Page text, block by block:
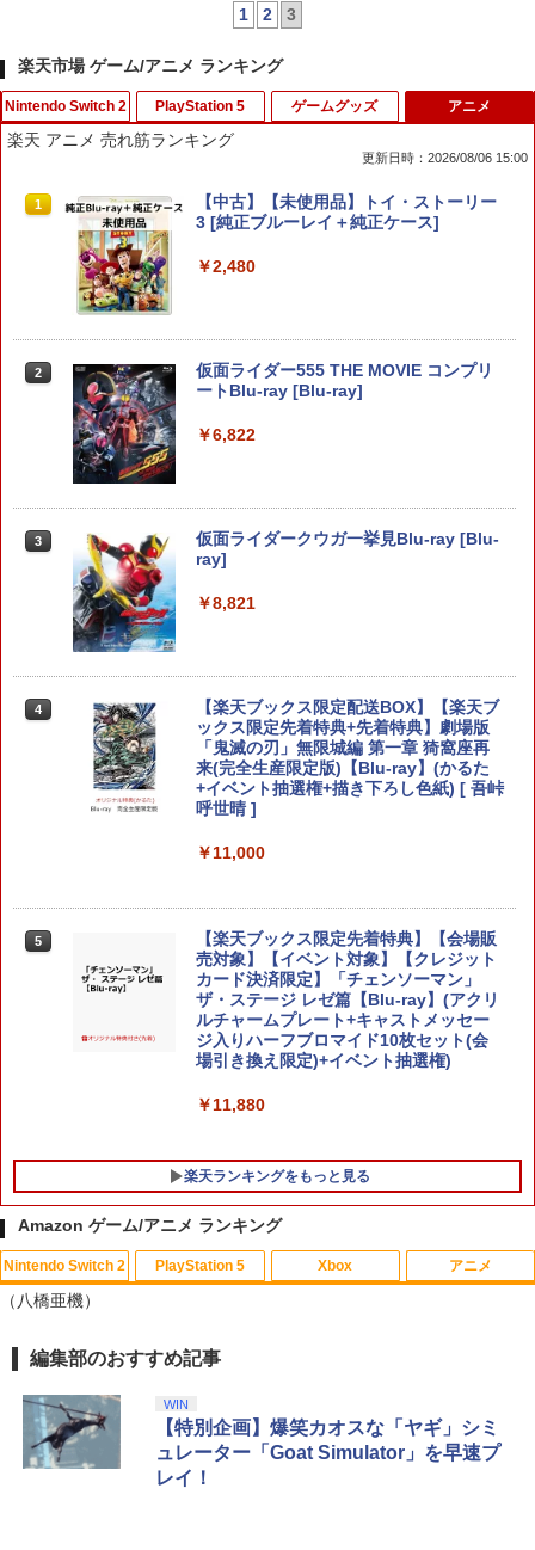
1 2 3
楽天市場 ゲーム/アニメ ランキング
Nintendo Switch 2
1
任天堂 【Switch2】スプラトゥーン レイ
ダース [BEE-P-AADLA NSW2 スプラト
2
【特典】Nintendo Switch 2 ファイナル
ファンタジー レゾナンス[スクウェア・
3
【特典】ドラゴンクエストI＆II Switch
2版(40周年スライムアクリルチャーム)
￥6,986
4
＼20%クーポン利用／【Switch1/2代対
応】EasySMX Switch 2 コントローラー
無線接続NFC マクロ編集 繰り返し Swit
ch コントローラー 磁気式交換可能 Easy
SMX S10フェイスプレート スイッチ HD
振動 スリープ解除 プロコン 1200mAh T
MR ジョイスティックゲーム コントロー
￥8,999
5
スプラトゥーン レイダース BEE-P-AAD
LA SW2 任天堂 [Switch2 ソフト]
￥7,480
PlayStation 5
1
【大容量】SILENT HILL f PS5対応 LIP1
708 互換 バッテリー【PSE基準検品】ワ
ジャパン アストロボット Destiny 2
【SALE・大幅値下げ・新品・未開封
スト投函】 ※特典付属なし ※セール品
【SALE・大幅値下げ・新品・未開封
￥2,900
SONY ソニー PS5 バイオハザード RE:4
【新品】PS5 グランド・セフト・オート
V【CERO:Z】【メール便】
￥4,290
ゲームグッズ
1 【中古】とびだせ どうぶつの森
2
【中古】SIMPLE DSシリーズ Vol.30 TH
E テーブルゲーム
￥843
3
NewスーパーマリオブラザーズWii ノコ
ノコエアホッケー
4
Steam Deck OLED / Steam Deck LCD
ブルーライトカット ガラスフィルム 強
化ガラス フィルム 保護フィルム 光沢 全
面保護 硬度 9H 飛散防止 Valve スチーム
デック
￥1,298
機 オートクリッカー 連打装置 USB給電
クリップ式 スマホ自動操作 日本語説明
書付き iPhone/Android対応 いいね/ゲ
ーム周回/ライブ/推し活対応 (ホワイト)
￥1,380
アニメ
楽天 アニメ 売れ筋ランキング
更新日時：2026/08/06 15:00
1
【中古】【未使用品】トイ・ストーリー
3 [純正ブルーレイ＋純正ケース]
￥2,480
2
仮面ライダー555 THE MOVIE コンプリ
ートBlu-ray [Blu-ray]
￥6,822
3
仮面ライダークウガ一挙見Blu-ray [Blu-
ray]
￥8,821
4
【楽天ブックス限定配送BOX】【楽天ブ
ックス限定先着特典+先着特典】劇場版
「鬼滅の刃」無限城編 第一章 猗窩座再
来(完全生産限定版)【Blu-ray】(かるた
+イベント抽選権+描き下ろし色紙) [ 吾峠
呼世晴 ]
￥11,000
5
【楽天ブックス限定先着特典】【会場販
売対象】【イベント対象】【クレジット
カード決済限定】「チェンソーマン」
ザ・ステージ レゼ篇【Blu-ray】(アクリ
ルチャームプレート+キャストメッセー
ジ入りハーフブロマイド10枚セット(会
場引き換え限定)+イベント抽選権)
￥11,880
楽天ランキングをもっと見る
Amazon ゲーム/アニメ ランキング
Nintendo Switch 2
1
スプラトゥーン レイダース|オンライン
￥5,832
PlayStation 5
1
PlayStation 5 デジタル・エディション
￥55,000
Xbox
1
Xbox プリペイドカード 10,000円 デジ
￥10,000
アニメ
1
劇場版「鬼滅の刃」無限城編 第一章 猗
￥3,964
（八橋亜機）
編集部のおすすめ記事
WIN
【特別企画】爆笑カオスな「ヤギ」シミ
ュレーター「Goat Simulator」を早速プ
レイ！